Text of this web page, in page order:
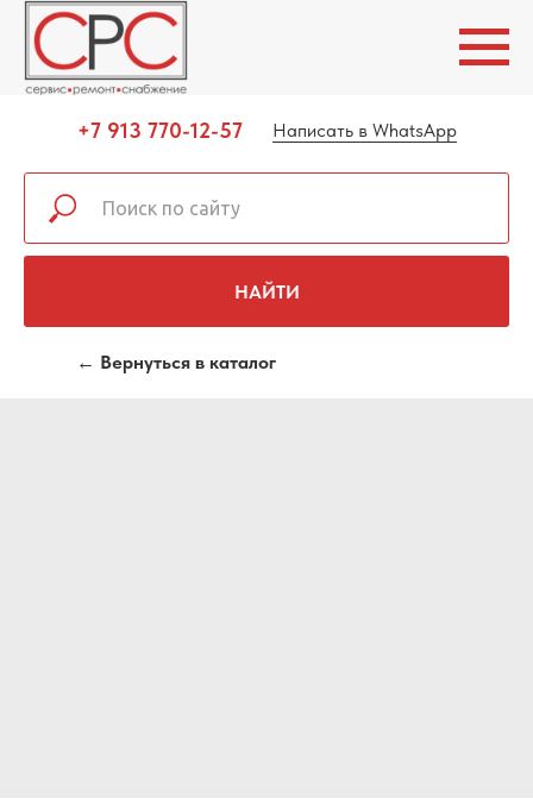
+7 913 770-12-57 Написать в WhatsApp
НАЙТИ
← Вернуться в каталог